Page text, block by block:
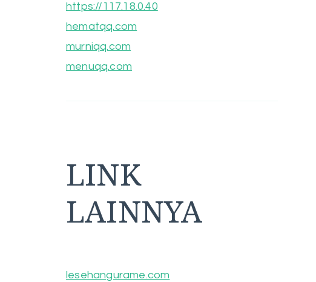
https://117.18.0.40
hematqq.com
murniqq.com
menuqq.com
LINK
LAINNYA
lesehangurame.com